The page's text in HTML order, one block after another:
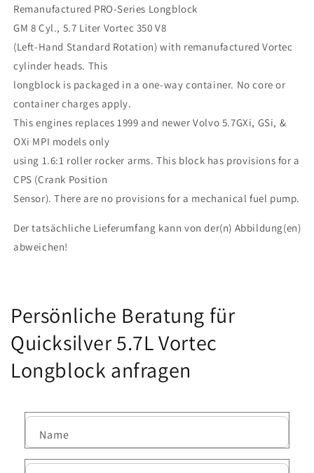
Remanufactured PRO‑Series Longblock
GM 8 Cyl., 5.7 Liter Vortec 350 V8
(Left‑Hand Standard Rotation) with remanufactured Vortec
cylinder heads. This
longblock is packaged in a one‑way container. No core or
container charges apply.
This engines replaces 1999 and newer Volvo 5.7GXi, GSi, &
OXi MPI models only
using 1.6:1 roller rocker arms. This block has provisions for a
CPS (Crank Position
Sensor). There are no provisions for a mechanical fuel pump.
Der tatsächliche Lieferumfang kann von der(n) Abbildung(en)
abweichen!
Persönliche Beratung für
Quicksilver 5.7L Vortec
Longblock anfragen
Name